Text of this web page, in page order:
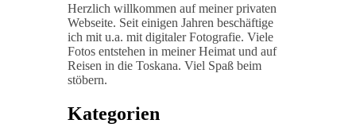
Herzlich willkommen auf meiner privaten
Webseite. Seit einigen Jahren beschäftige
ich mit u.a. mit digitaler Fotografie. Viele
Fotos entstehen in meiner Heimat und auf
Reisen in die Toskana. Viel Spaß beim
stöbern.
Kategorien